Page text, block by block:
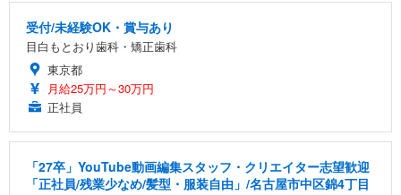
受付/未経験OK・賞与あり
目白もとおり歯科・矯正歯科
東京都
月給25万円～30万円
正社員
「27卒」YouTube動画編集スタッフ・クリエイター志望歓迎
「正社員/残業少なめ/髪型・服装自由」/名古屋市中区錦4丁目